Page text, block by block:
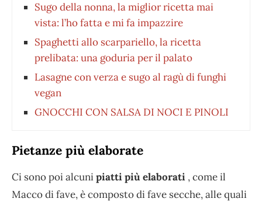
Sugo della nonna, la miglior ricetta mai
vista: l’ho fatta e mi fa impazzire
Spaghetti allo scarpariello, la ricetta
prelibata: una goduria per il palato
Lasagne con verza e sugo al ragù di funghi
vegan
GNOCCHI CON SALSA DI NOCI E PINOLI
Pietanze più elaborate
Ci sono poi alcunipiatti più elaborati , come il
Macco di fave, è composto di fave secche, alle quali